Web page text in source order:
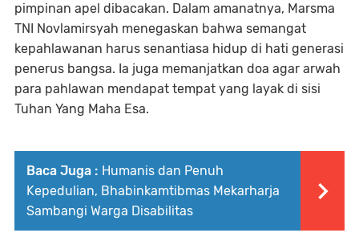
pimpinan apel dibacakan. Dalam amanatnya, Marsma
TNI Novlamirsyah menegaskan bahwa semangat
kepahlawanan harus senantiasa hidup di hati generasi
penerus bangsa. Ia juga memanjatkan doa agar arwah
para pahlawan mendapat tempat yang layak di sisi
Tuhan Yang Maha Esa.
Baca Juga : Humanis dan Penuh
Kepedulian, Bhabinkamtibmas Mekarharja
Sambangi Warga Disabilitas